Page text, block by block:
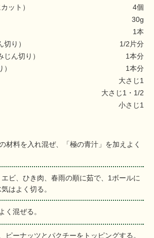
ット）
4個
30g
1本
り）
1/2片分
ん切り）
1本分
1本分
大さじ1
大さじ1・1/2
小さじ1
材料を入れ混ぜ、「極の青汁」を加えよく
ビ、ひき肉、春雨の順に茹で、1ボールに
はよく切る。
く混ぜる。
ピーナッツとパクチーをトッピングする。